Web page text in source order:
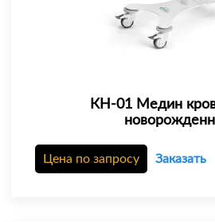
КН-01 Медин
Цена по запросу Заказать